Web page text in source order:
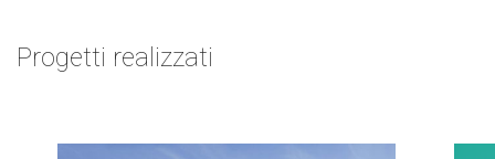
Progetti realizzati